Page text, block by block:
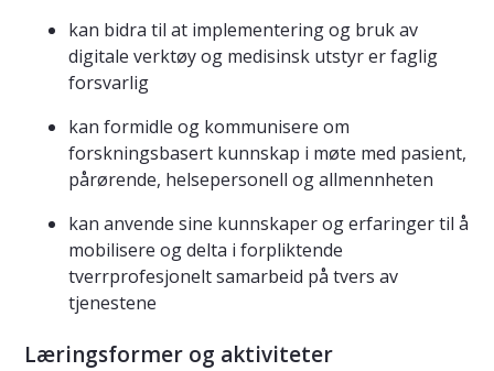
kan bidra til at implementering og bruk av
digitale verktøy og medisinsk utstyr er faglig
forsvarlig
kan formidle og kommunisere om
forskningsbasert kunnskap i møte med pasient,
pårørende, helsepersonell og allmennheten
kan anvende sine kunnskaper og erfaringer til å
mobilisere og delta i forpliktende
tverrprofesjonelt samarbeid på tvers av
tjenestene
Læringsformer og aktiviteter